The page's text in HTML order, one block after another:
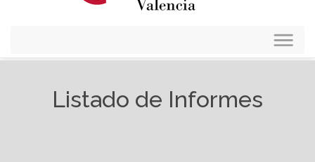
Listado de Informes